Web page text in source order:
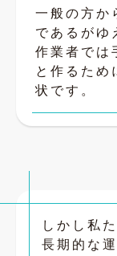
一般の方か
であるがゆ
作業者では
と作るため
状です。
しかし私
長期的な